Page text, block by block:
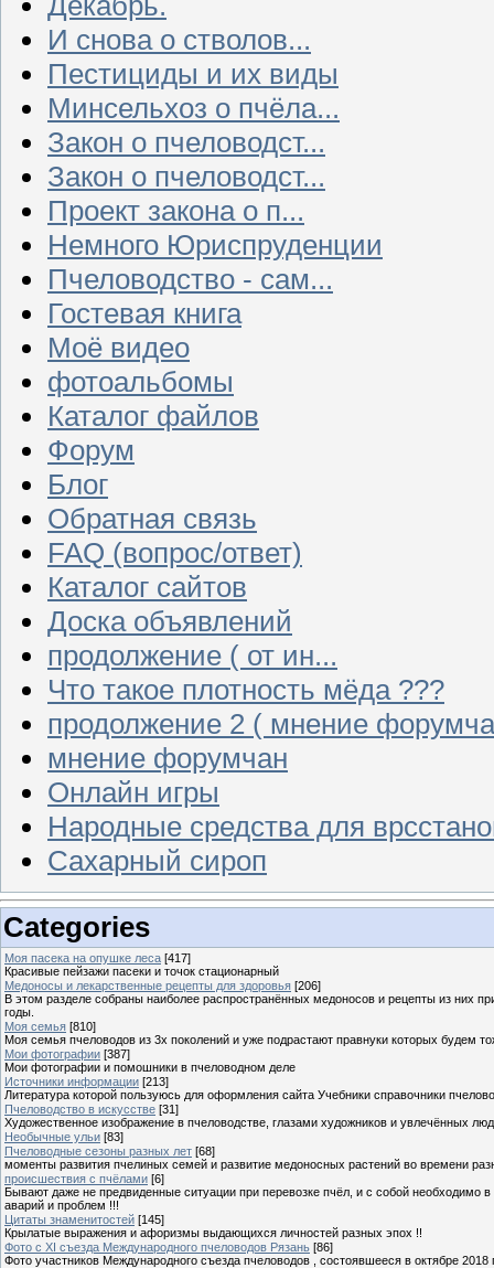
И снова о стволов...
Пестициды и их виды
Минсельхоз о пчёла...
Закон о пчеловодст...
Закон о пчеловодст...
Проект закона о п...
Немного Юриспруденции
Пчеловодство - сам...
Гостевая книга
Моё видео
фотоальбомы
Каталог файлов
Форум
Блог
Обратная связь
FAQ (вопрос/ответ)
Каталог сайтов
Доска объявлений
продолжение ( от ин...
Что такое плотность мёда ???
продолжение 2 ( мнение
мнение форумчан
Онлайн игры
Народные средства для
Сахарный сироп
Categories
Моя пасека на опушке леса [417]
Красивые пейзажи пасеки и точок стационарный
Медоносы и лекарственные рецепты для здоровья [206]
В этом разделе собраны наиболее распространённых медоносов и рецепты из них
годы.
Моя семья [810]
Моя семья пчеловодов из 3х поколений и уже подрастают правнуки которых будем
Мои фотографии [387]
Мои фотографии и помошники в пчеловодном деле
Источники информации [213]
Литература которой пользуюсь для оформления сайта Учебники справочники
Пчеловодство в искусстве [31]
Художественное изображение в пчеловодстве, глазами художников и увлечённых
Необычные ульи [83]
Пчеловодные сезоны разных лет [68]
моменты развития пчелиных семей и развитие медоносных растений во времени
происшествия с пчёлами [6]
Бывают даже не предвиденные ситуации при перевозке пчёл, и с собой необходимо
аварий и проблем !!!
Цитаты знаменитостей [145]
Крылатые выражения и афоризмы выдающихся личностей разных эпох !!
Фото с XI съезда Международного пчеловодов Рязань [86]
Фото участников Международного съезда пчеловодов , состоявшееся в октябре 2018